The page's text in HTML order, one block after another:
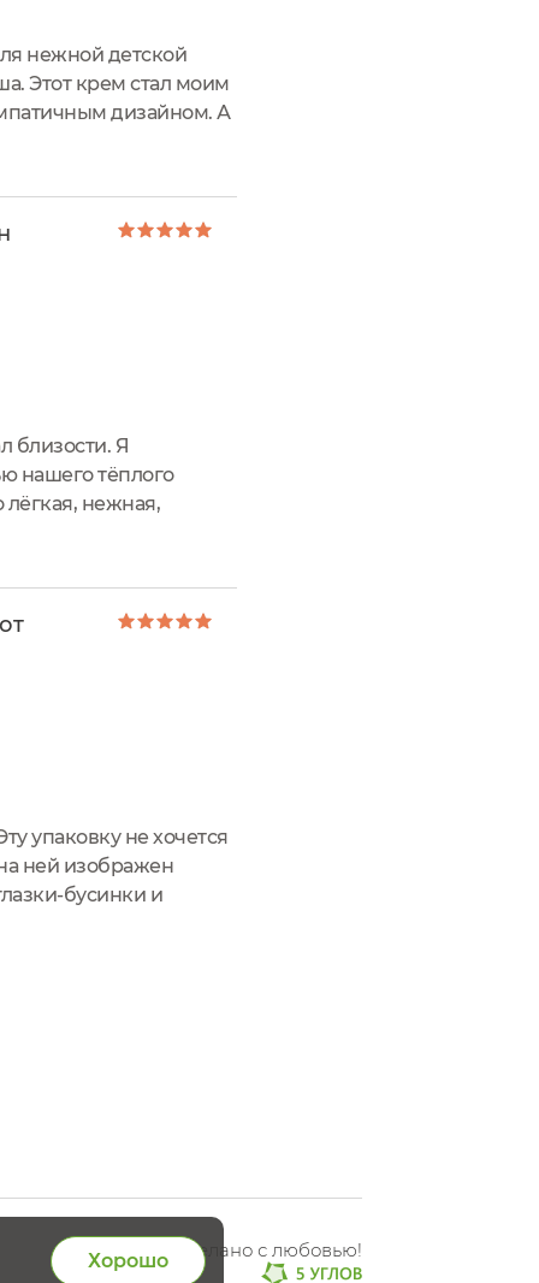
нежной детской
Этот крем стал моим
дизайном. А
близости. Я
нашего тёплого
нежная,
упаковку не хочется
ней изображен
бусинки и
Сделано с любовью!
Хорошо